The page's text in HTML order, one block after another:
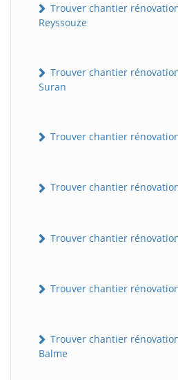
Trouver chantier
Reyssouze
Trouver chantier
Suran
Trouver chantier
Trouver chantier
Trouver chantier
Trouver chantier
Trouver chantier
Balme